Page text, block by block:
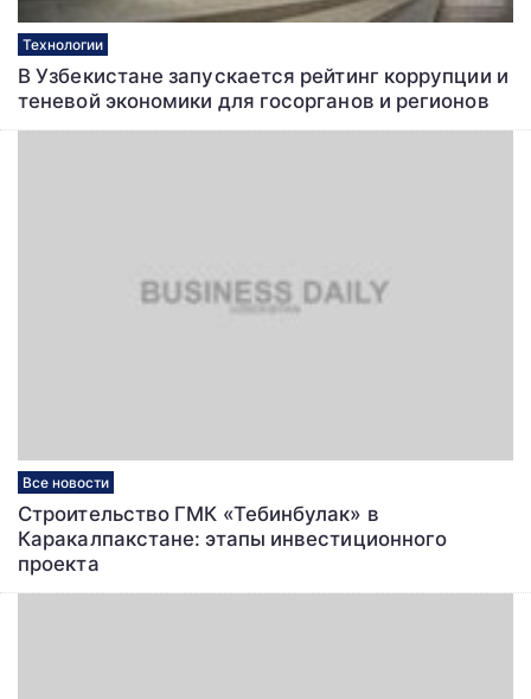
Технологии
В Узбекистане запускается рейтинг коррупции и
теневой экономики для госорганов и регионов
Все новости
Строительство ГМК «Тебинбулак» в
Каракалпакстане: этапы инвестиционного
проекта